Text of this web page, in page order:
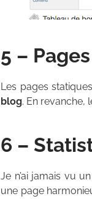
5 – Pages
Les pages
blog. En revanche,
6 –
Je n’ai jamais vu
une page